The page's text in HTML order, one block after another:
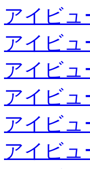
アイビ
アイビ
アイビ
アイビ
アイビ
アイビ